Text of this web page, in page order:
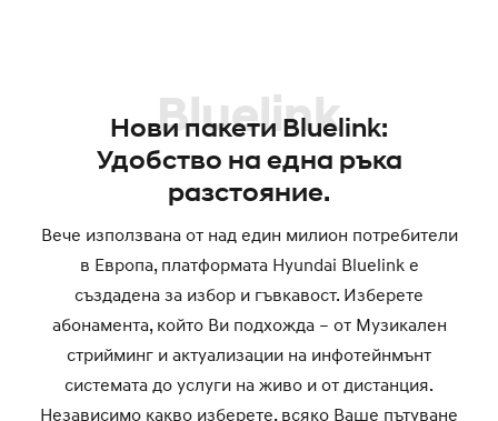
Bluelink
Нови пакети Bluelink:
Удобство на една ръка
разстояние.
Вече използвана от над един милион потребители
в Европа, платформата Hyundai Bluelink е
създадена за избор и гъвкавост. Изберете
абонамента, който Ви подхожда – от Музикален
стрийминг и актуализации на инфотейнмънт
системата до услуги на живо и от дистанция.
Независимо какво изберете, всяко Ваше пътуване